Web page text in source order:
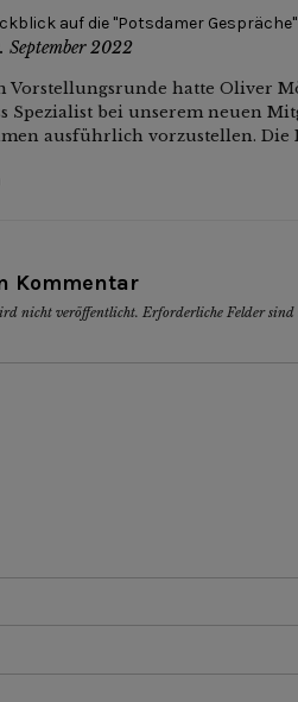
auf die "Potsdamer
September 2022
Vorstellungsrunde hatte Oliver
Spezialist bei unserem neuen
ausführlich vorzustellen.
Kommentar
nicht veröffentlicht. Erforderliche Felder